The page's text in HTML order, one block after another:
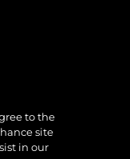
to the
site
in our